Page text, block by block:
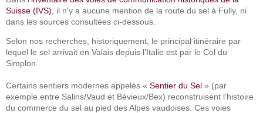
Suisse (IVS) , il n'y a aucune mention de la route du sel à Fully, ni
dans les sources consultées ci-dessous.
Selon nos recherches, historiquement, le principal itinéraire par
lequel le sel arrivait en Valais depuis l’Italie est par le Col du
Simplon.
Certains sentiers modernes appelés « Sentier du Sel » (par
exemple entre Salins/Vaud et Bévieux/Bex) reconstruisent l’histoire
du commerce du sel au pied des Alpes vaudoises. Ces voies